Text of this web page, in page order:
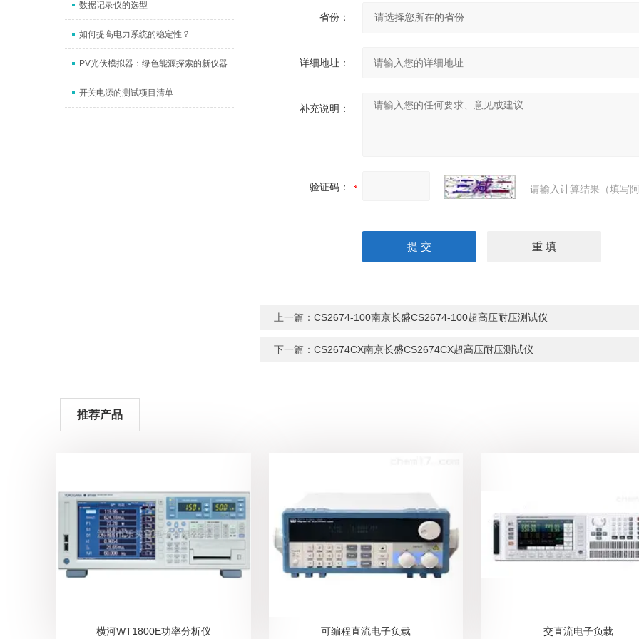
数据记录仪的选型
如何提高电力系统的稳定性？
PV光伏模拟器：绿色能源探索的新仪器
开关电源的测试项目清单
省份：
详细地址：
补充说明：
验证码： 请输入计算结果（填写
上一篇： CS2674-100南京长盛CS2674-100超高压耐压测试仪
下一篇： CS2674CX南京长盛CS2674CX超高压耐压测试仪
推荐产品
横河WT1800E功率分析仪 可编程直流电子负载 交直流电子负载